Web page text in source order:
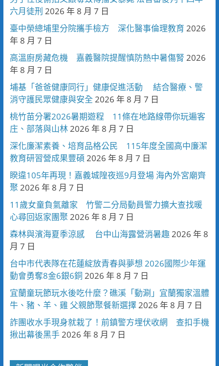
六月徒刑 2026 年 8 月 7 日
臺中榮總埔里分院攜手檢方 深化醫事倫理教育 2026
年 8 月 7 日
高溫廚房藏危機 嘉義醫院提醒慎防熱中暑傷腎 2026
年 8 月 7 日
埔基「爸爸健康同行」健康促進活動 結合醫療、警
消守護民眾健康與安全 2026 年 8 月 7 日
桃竹苗分署2026暑期遊程 11條在地路線帶你玩遍客
庄、部落與山林 2026 年 8 月 7 日
深化廉潔素養、培育品格公民 115年度全國高中廉潔
教育研習營成果豐碩 2026 年 8 月 7 日
睽違105年再現！嘉義城隍夜巡9月登場 海內外宮廟齊
聚 2026 年 8 月 7 日
11歲女童負氣離家 竹警二分局動員警力擴大查找暖
心尋回返家團聚 2026 年 8 月 7 日
森林與濱海夏季涼感 台中山海露營消暑趣 2026 年 8
月 7 日
台中市代表隊在花蓮綻放青春與夢想 2026國際少年運
動會勇奪8金6銀6銅 2026 年 8 月 7 日
宜蘭童玩節玩水後吃什麼？礁溪「動涮」宜蘭獨家溫體
牛、豬、羊、雞 父親節聚餐新選擇 2026 年 8 月 7 日
詐團收水手現身就栽了！前鎮警方埋伏收網 查扣手機
揪出幕後黑手 2026 年 8 月 7 日